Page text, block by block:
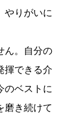
やりがいに
ん。自分の
揮できる介
のベストに
磨き続けて